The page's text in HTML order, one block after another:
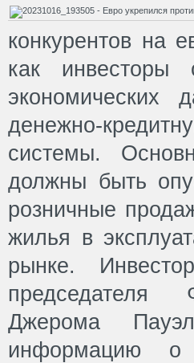
конкурентов на
как инвесторы
экономических
денежно-
системы.
должны быть
розничные
жилья в
рынке.
председателя
Джерома
информацию о